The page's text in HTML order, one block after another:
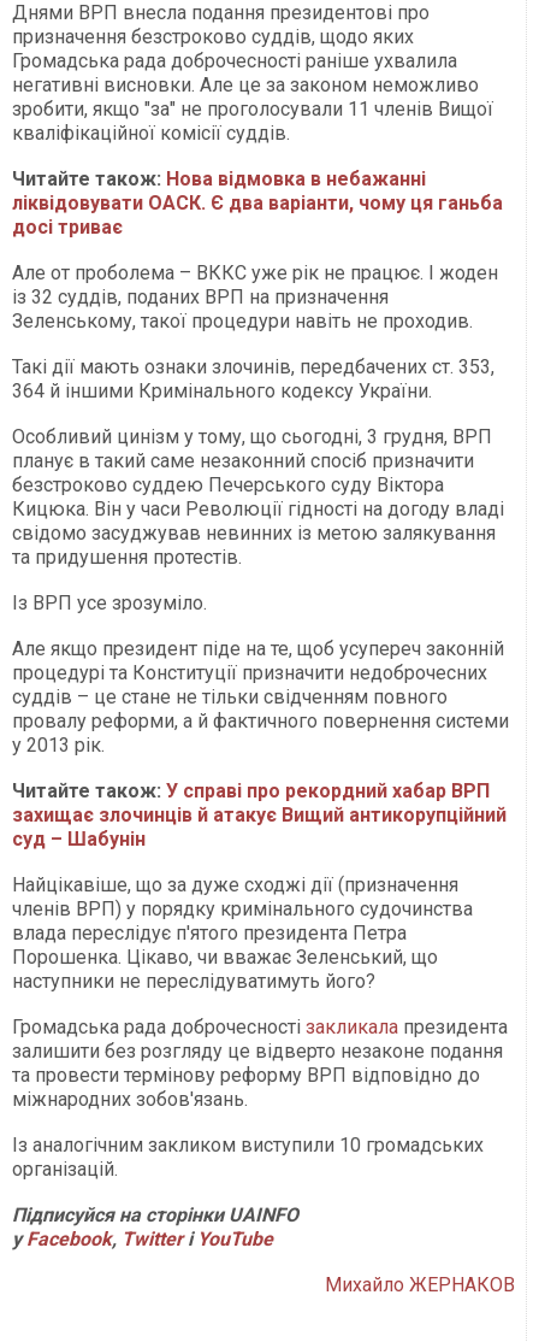
Днями ВРП внесла подання президентові про
призначення безстроково суддів, щодо яких
Громадська рада доброчесності раніше ухвалила
негативні висновки. Але це за законом неможливо
зробити, якщо "за" не проголосували 11 членів Вищої
кваліфікаційної комісії суддів.
Читайте також: Нова відмовка в небажанні
ліквідовувати ОАСК. Є два варіанти, чому ця ганьба
досі триває
Але от проболема – ВККС уже рік не працює. І жоден
із 32 суддів, поданих ВРП на призначення
Зеленському, такої процедури навіть не проходив.
Такі дії мають ознаки злочинів, передбачених ст. 353,
364 й іншими Кримінального кодексу України.
Особливий цинізм у тому, що сьогодні, 3 грудня, ВРП
планує в такий саме незаконний спосіб призначити
безстроково суддею Печерського суду Віктора
Кицюка. Він у часи Революції гідності на догоду владі
свідомо засуджував невинних із метою залякування
та придушення протестів.
Із ВРП усе зрозуміло.
Але якщо президент піде на те, щоб усупереч законній
процедурі та Конституції призначити недоброчесних
суддів – це стане не тільки свідченням повного
провалу реформи, а й фактичного повернення системи
у 2013 рік.
Читайте також: У справі про рекордний хабар ВРП
захищає злочинців й атакує Вищий антикорупційний
суд – Шабунін
Найцікавіше, що за дуже сходжі дії (призначення
членів ВРП) у порядку кримінального судочинства
влада переслідує п'ятого президента Петра
Порошенка. Цікаво, чи вважає Зеленський, що
наступники не переслідуватимуть його?
Громадська рада доброчесності закликала президента
залишити без розгляду це відверто незаконе подання
та провести термінову реформу ВРП відповідно до
міжнародних зобов'язань.
Із аналогічним закликом виступили 10 громадських
організацій.
Підписуйся на сторінки UAINFO
уFacebook, Twitterі YouTube
Михайло ЖЕРНАКОВ